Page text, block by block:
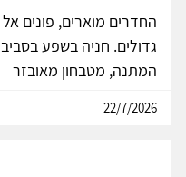
החדרים מוארים, פונים
גדולים. חניה בשפע
המתנה, מטבחון מאובזר
22/7/2026